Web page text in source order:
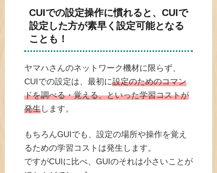
CUIでの設定操作に慣れると、CUIで
設定した方が素早く設定可能となる
ことも！
ヤマハさんのネットワーク機材に限らず、
CUIでの設定は、最初に設定のためのコマン
ドを調べる・覚える、といった学習コストが
発生します。
もちろんGUIでも、設定の場所や操作を覚え
るための学習コストは発生します。
ですがCUIに比べ、GUIのそれは小さいことが